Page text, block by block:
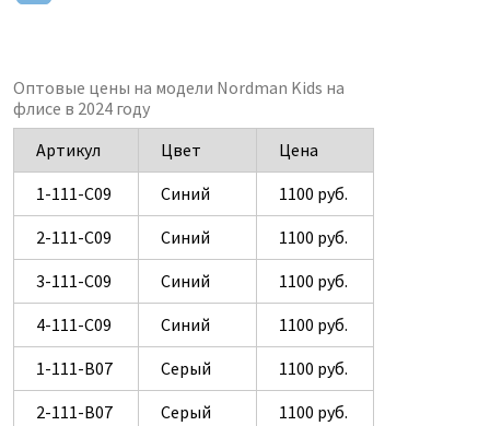
Оптовые цены на модели Nordman Kids на
флисе в 2024 году
Артикул
Цвет
Цена
1-111-C09
Синий
1100 руб.
2-111-C09
Синий
1100 руб.
3-111-C09
Синий
1100 руб.
4-111-C09
Синий
1100 руб.
1-111-B07
Серый
1100 руб.
2-111-B07
Серый
1100 руб.